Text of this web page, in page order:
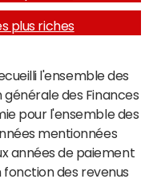
plus riches
l'ensemble des
des Finances
pour l'ensemble des
mentionnées
années de paiement
fonction des revenus